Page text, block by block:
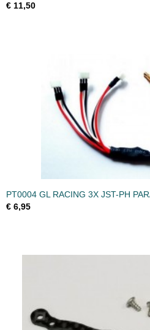
€ 11,50
PT0004 GL RACING 3X JST-PH
€ 6,95